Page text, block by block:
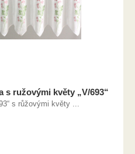
s ružovými květy „V/693“
s růžovými květy ...